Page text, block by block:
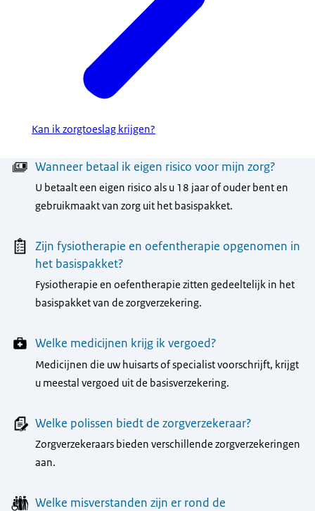
Kan ik zorgtoeslag krijgen?
MenuWanneer betaal ik eigen risico voor mijn zorg?
U betaalt een eigen risico als u 18 jaar of ouder bent en
gebruikmaakt van zorg uit het basispakket.
Zijn fysiotherapie en oefentherapie opgenomen in
het basispakket?
Fysiotherapie en oefentherapie zitten gedeeltelijk in het
basispakket van de zorgverzekering.
Welke medicijnen krijg ik vergoed?
Medicijnen die uw huisarts of specialist voorschrijft, krijgt
u meestal vergoed uit de basisverzekering.
Welke polissen biedt de zorgverzekeraar?
Zorgverzekeraars bieden verschillende zorgverzekeringen
aan.
Welke misverstanden zijn er rond de